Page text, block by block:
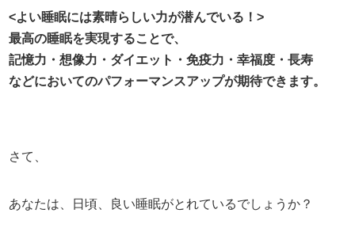
<よい睡眠には素晴らしい力が潜んでいる！>
最高の睡眠を実現することで、
記憶力・想像力・ダイエット・免疫力・幸福度・長寿
などにおいてのパフォーマンスアップが期待できます。
さて、
あなたは、日頃、良い睡眠がとれているでしょうか？